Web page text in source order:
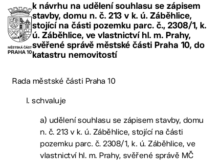
k návrhu na udělení souhlasu se zápisem
stavby, domu n. č. 213 v k. ú. Záběhlice,
stojící na části pozemku parc. č., 2308/1, k.
ú. Záběhlice, ve vlastnictví hl. m. Prahy,
svěřené správě městské části Praha 10, do
katastru nemovitostí
Rada městské části Praha 10
I. schvaluje
a) udělení souhlasu se zápisem stavby, domu
n. č. 213 v k. ú. Záběhlice, stojící na části
pozemku parc. č. 2308/1, k. ú. Záběhlice, ve
vlastnictví hl. m. Prahy, svěřené správě MČ